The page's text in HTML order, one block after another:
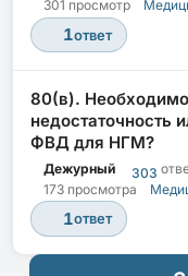
301 просмотр
1ответ
80(в).
недостаточность
ФВД для НГМ?
Дежурный 303
173 просмотра
1ответ